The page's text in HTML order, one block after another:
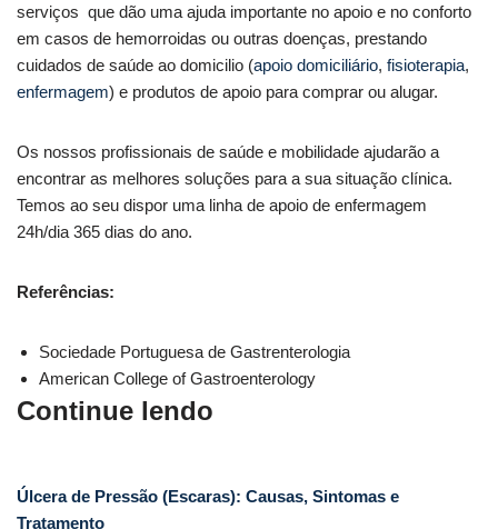
serviços que dão uma ajuda importante no apoio e no conforto
em casos de hemorroidas ou outras doenças, prestando
cuidados de saúde ao domicilio (apoio domiciliário, fisioterapia,
enfermagem) e produtos de apoio para comprar ou alugar.
Os nossos profissionais de saúde e mobilidade ajudarão a
encontrar as melhores soluções para a sua situação clínica.
Temos ao seu dispor uma linha de apoio de enfermagem
24h/dia 365 dias do ano.
Referências:
Sociedade Portuguesa de Gastrenterologia
American College of Gastroenterology
Continue lendo
Úlcera de Pressão (Escaras): Causas, Sintomas e
Tratamento